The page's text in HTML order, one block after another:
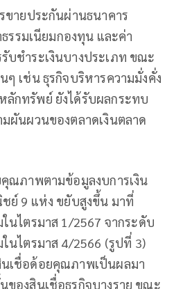
ขายประกันผ่านธนาคาร
รรมเนียมกองทุน และค่า
บชำระเงินบางประเภท ขณะ
ๆ เช่น ธุรกิจบริหารความมั่งคั่ง
กทรัพย์ ยังได้รับผลกระทบ
มผันผวนของตลาดเงินตลาด
ณภาพตามข้อมูลงบการเงิน
ย์ 9 แห่ง ขยับสูงขึ้น มาที่
นไตรมาส 1/2567 จากระดับ
นไตรมาส 4/2566 (รูปที่ 3)
เชื่อด้อยคุณภาพเป็นผลมา
ของสินเชื่อธุรกิจบางราย ขณะ